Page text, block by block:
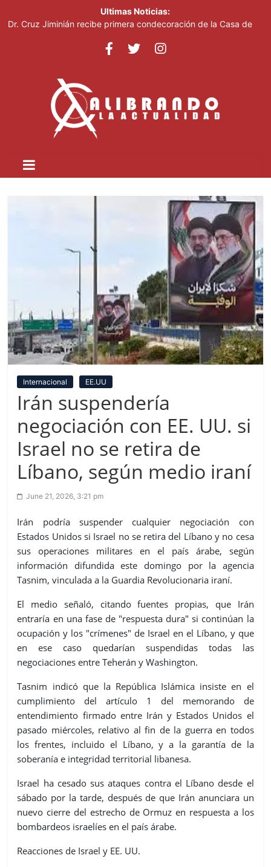
Ultimas Noticias:
César Fernández acusa al Gobierno de presentar logros que no
reflejan la realidad económica
Bolívar en el bicentenario del Congreso Anfictiónico de Panamá
Controlan incendio en inmediaciones de vertedero en Cancino
Johnny Pujols: "Hay decenas de miles de ciudadanos que
quieren inscribirse en el PLD"
Internacional EE.UU
Irán suspendería
negociación con EE. UU. si
Israel no se retira de
Líbano, según medio iraní
June 21, 2026, 3:21 pm
Irán podría suspender cualquier negociación con
Estados Unidos si Israel no se retira del Líbano y no cesa
sus operaciones militares en el país árabe, según
información difundida este domingo por la agencia
Tasnim, vinculada a la Guardia Revolucionaria iraní.
El medio señaló, citando fuentes propias, que Irán
entraría en una fase de "respuesta dura" si continúan la
ocupación y los "crímenes" de Israel en el Líbano, y que
en ese caso quedarían suspendidas todas las
negociaciones entre Teherán y Washington.
Tasnim indicó que la República Islámica insiste en el
cumplimiento del artículo 1 del memorando de
entendimiento firmado entre Irán y Estados Unidos el
pasado miércoles, relativo al fin de la guerra en todos
los frentes, incluido el Líbano, y a la garantía de la
soberanía e integridad territorial libanesa.
Israel ha cesado sus ataques contra el Líbano desde el
sábado por la tarde, después de que Irán anunciara un
nuevo cierre del estrecho de Ormuz en respuesta a los
bombardeos israelíes en el país árabe.
Reacciones de Israel y EE. UU.